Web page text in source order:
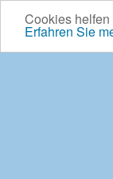
Cookies
Erfahren Sie